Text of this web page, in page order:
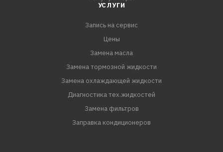
УСЛУГИ
Запись на сервис
Цены
Замена масла
Замена тормозной жидкости
Замена охлаждающей жидкости
Диагностика тех.жидкостей
Замена фильтров
Заправка кондиционеров